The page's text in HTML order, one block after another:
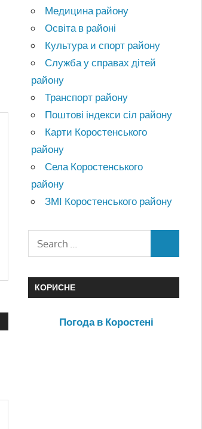
Медицина району
Освіта в районі
Культура и спорт району
Служба у справах дітей
району
Транспорт району
Поштові індекси сіл району
Карти Коростенського
району
Села Коростенського
району
ЗМІ Коростенського району
КОРИСНЕ
Погода в Коростені